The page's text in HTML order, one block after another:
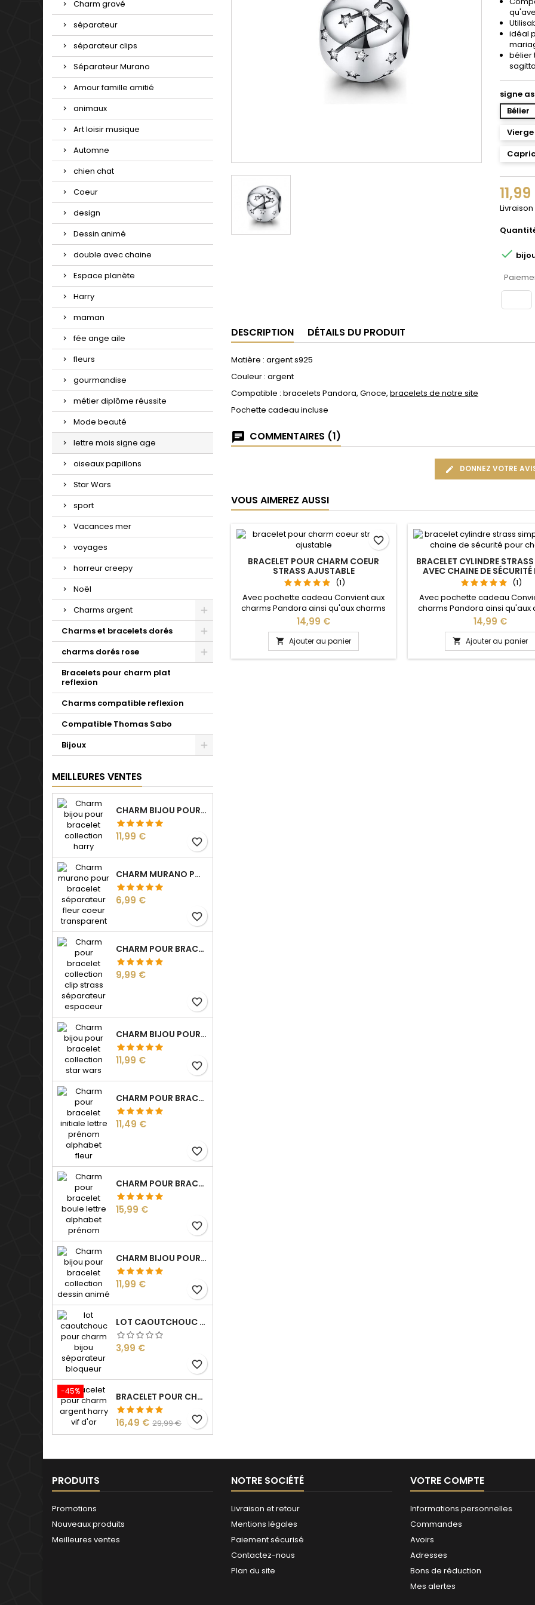
Charm gravé
séparateur
séparateur clips
Séparateur Murano
Amour famille amitié
animaux
Art loisir musique
Automne
chien chat
Coeur
design
Dessin animé
double avec chaine
Espace planète
Harry
maman
fée ange aile
fleurs
gourmandise
métier diplôme réussite
Mode beauté
lettre mois signe age
oiseaux papillons
Star Wars
sport
Vacances mer
voyages
horreur creepy
Noël
Charms argent
Charms et bracelets dorés
charms dorés rose
Bracelets pour charm plat
reflexion
Charms compatible reflexion
Compatible Thomas Sabo
Bijoux
MEILLEURES VENTES
CHARM BIJOU POUR BRACELET COLLECTION HARRY
Prix
11,99 € favorite_border
CHARM MURANO POUR BRACELET SÉPARATEUR FLEUR COEUR TRANSPARENT
Prix
6,99 €
favorite_border
CHARM POUR BRACELET COLLECTION CLIP STRASS SÉPARATEUR ESPACEUR
Prix
9,99 €
favorite_border
CHARM BIJOU POUR BRACELET COLLECTION STAR WARS
Prix
11,99 € favorite_border
CHARM POUR BRACELET INITIALE LETTRE PRÉNOM ALPHABET FLEUR
Prix
11,49 €
favorite_border
CHARM POUR BRACELET BOULE LETTRE ALPHABET PRÉNOM
Prix
15,99 €
favorite_border
CHARM BIJOU POUR BRACELET COLLECTION DESSIN ANIMÉ
Prix
11,99 € favorite_border
LOT CAOUTCHOUC POUR CHARM BIJOU SÉPARATEUR BLOQUEUR
Prix
3,99 €
favorite_border
-45% BRACELET POUR CHARM ARGENT HARRY VIF D'OR
Prix
16,49 € Prix
de
29,99 € favorite_border
idéal
bélier
signe
Bélier
Vierge

DESCRIPTION DÉTAILS DU PRODUIT
Matière : argent s925
Couleur : argent
Compatible : bracelets Pandora, Gnoce, bracelets de notre site
Pochette cadeau incluse
COMMENTAIRES (1)
DONNEZ VOTRE
VOUS AIMEREZ AUSSI
BRACELET POUR CHARM COEUR
STRASS AJUSTABLE
(1)
Avec pochette cadeau Convient aux
charms Pandora ainsi qu'aux charms
de notre site idéal pour : Noël, Saint
Valentin, anniversaire, anniversaire de
mariage La partie ajustable se détache
d'un coté pour passer les charms par
simple pression sur le bouton Ajustable
Prix
14,99 €
 Ajouter au panier
favorite_border
BRACELET CYLINDRE
AVEC CHAINE DE SÉCURITÉ
CHARM
(1)
Avec pochette cadeau
charms Pandora ainsi qu'aux
de notre site idéal pour : Noël,
Valentin, anniversaire,
mariage Plusieurs tailles
18, 19, 20, 21 cm Pour la
conseillons 2cm en plus par
Prix
14,99 €
 Ajouter au panier
PRODUITS
Promotions
Nouveaux produits
Meilleures ventes
NOTRE SOCIÉTÉ
Livraison et retour
Mentions légales
Paiement sécurisé
Contactez-nous
Plan du site
VOTRE COMPTE
Informations personnelles
Commandes
Avoirs
Adresses
Bons de réduction
Mes alertes